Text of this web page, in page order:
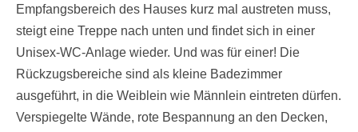
Empfangsbereich des Hauses kurz mal austreten muss,
steigt eine Treppe nach unten und findet sich in einer
Unisex-WC-Anlage wieder. Und was für einer! Die
Rückzugsbereiche sind als kleine Badezimmer
ausgeführt, in die Weiblein wie Männlein eintreten dürfen.
Verspiegelte Wände, rote Bespannung an den Decken,